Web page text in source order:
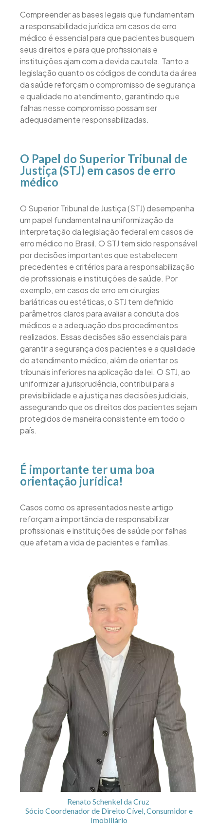
Compreender as bases legais que fundamentam
a responsabilidade jurídica em casos de erro
médico é essencial para que pacientes busquem
seus direitos e para que profissionais e
instituições ajam com a devida cautela. Tanto a
legislação quanto os códigos de conduta da área
da saúde reforçam o compromisso de segurança
e qualidade no atendimento, garantindo que
falhas nesse compromisso possam ser
adequadamente responsabilizadas.
O Papel do Superior Tribunal de
Justiça (STJ) em casos de erro
médico
O Superior Tribunal de Justiça (STJ) desempenha
um papel fundamental na uniformização da
interpretação da legislação federal em casos de
erro médico no Brasil. O STJ tem sido responsável
por decisões importantes que estabelecem
precedentes e critérios para a responsabilização
de profissionais e instituições de saúde. Por
exemplo, em casos de erro em cirurgias
bariátricas ou estéticas, o STJ tem definido
parâmetros claros para avaliar a conduta dos
médicos e a adequação dos procedimentos
realizados. Essas decisões são essenciais para
garantir a segurança dos pacientes e a qualidade
do atendimento médico, além de orientar os
tribunais inferiores na aplicação da lei. O STJ, ao
uniformizar a jurisprudência, contribui para a
previsibilidade e a justiça nas decisões judiciais,
assegurando que os direitos dos pacientes sejam
protegidos de maneira consistente em todo o
país.
É importante ter uma boa
orientação jurídica!
Casos como os apresentados neste artigo
reforçam a importância de responsabilizar
profissionais e instituições de saúde por falhas
que afetam a vida de pacientes e famílias.
Renato Schenkel da Cruz
Sócio Coordenador de Direito Cível, Consumidor e
Imobiliário